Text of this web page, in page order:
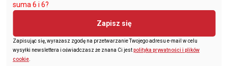
suma 6 i 6?
Zapisz się
Zapisując się, wyrażasz zgodę na przetwarzanie Twojego adresu e-mail w celu
wysyłki newslettera i oświadczasz że znana Ci jestpolityka prywatności i plików
cookie.